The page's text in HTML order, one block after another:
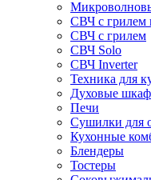
СВЧ с грилем
СВЧ с грилем
СВЧ Solo
СВЧ Inverter
Техника для
Духовые
Печи
Сушилки для
Кухонные
Блендеры
Тостеры